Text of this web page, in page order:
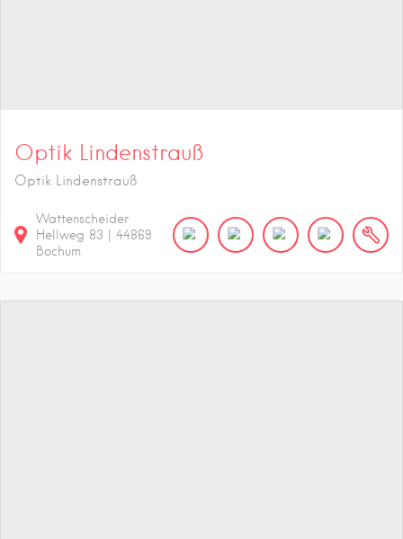
Optik Lindenstrauß
Optik Lindenstrauß
Wattenscheider
Hellweg 83 | 44869
Bochum